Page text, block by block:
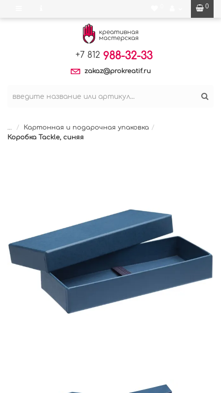
0
+7 812 988-32-33
zakaz@prokreatif.ru
...
Картонная и подарочная упаковка
Коробка Tackle, синяя